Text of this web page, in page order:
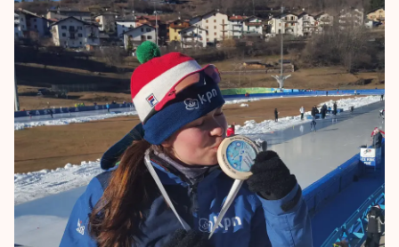
Tickets
Livestreams
Word schaatsfan!
Winacties
Olympische Spelen
Medaille overzicht
Medaillespiegel
Olympische uitslagen
Van Jong tot Goud verhalen